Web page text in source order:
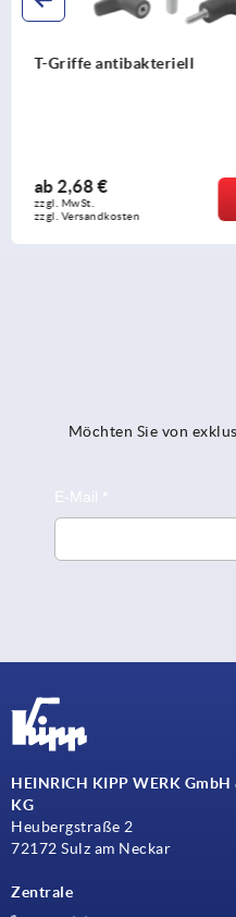
T-Nutenspanner
ab54,20 €
zzgl. MwSt.
zzgl. Versandkosten
Möchten Sie von
HEINRICH KIPP WERK GmbH
KG
Heubergstraße 2
72172 Sulz am Neckar
Zentrale